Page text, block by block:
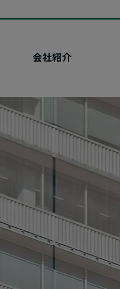
会社紹介
サイトを​ オ
ス
ポ
オル
ティ
資産を​
エネルギー
持続可能な​世界
詳しく見る